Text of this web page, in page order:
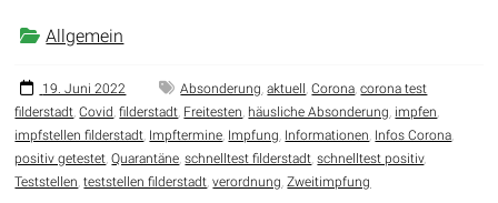
Allgemein
19. Juni 2022 Absonderung,aktuell ,Corona,corona test
filderstadt,Covid ,filderstadt, Freitesten, häusliche Absonderung, impfen,
impfstellen filderstadt, Impftermine, Impfung, Informationen, Infos Corona,
positiv getestet,Quarantäne,schnelltest filderstadt,schnelltest positiv,
Teststellen,teststellen filderstadt,verordnung,Zweitimpfung